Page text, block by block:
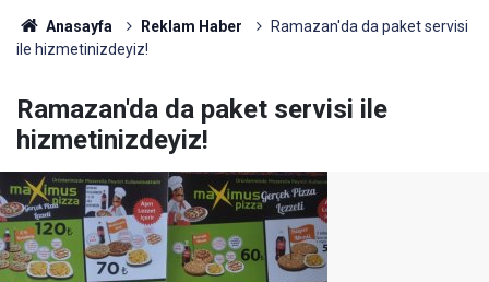
Anasayfa Reklam Haber
Ramazan'da da paket servisi
ile hizmetinizdeyiz!
Ramazan'da da paket servisi ile
hizmetinizdeyiz!